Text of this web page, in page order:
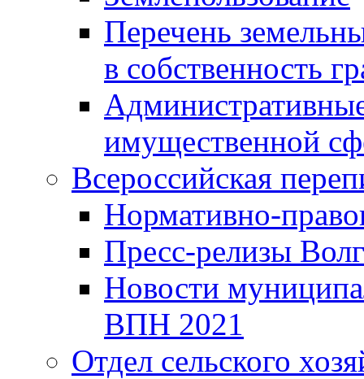
Перечень
в собственность
имущественной
Всероссийская
Нормативно-
Пресс-релизы
Новости
ВПН 2021
Отдел сельского